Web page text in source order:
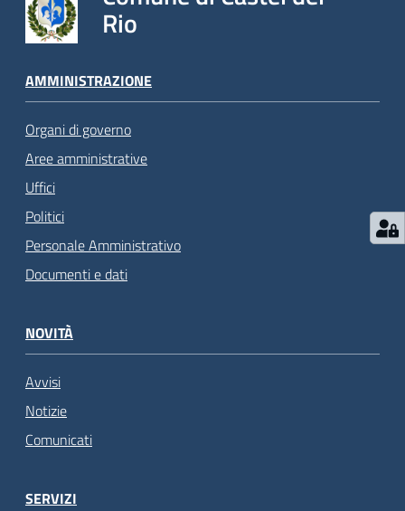
Rio
AMMINISTRAZIONE
Organi di governo
Aree amministrative
Uffici
Politici
Personale Amministrativo
Documenti e dati
NOVITÀ
Avvisi
Notizie
Comunicati
SERVIZI